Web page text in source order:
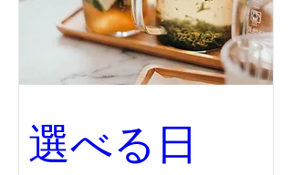
選べる日